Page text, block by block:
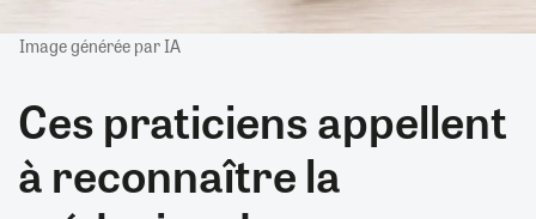
Image générée par IA
Ces praticiens appellent
à reconnaître la